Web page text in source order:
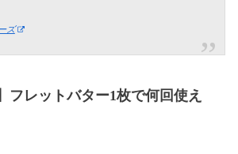
ズ
フレットバター1枚で何回使え